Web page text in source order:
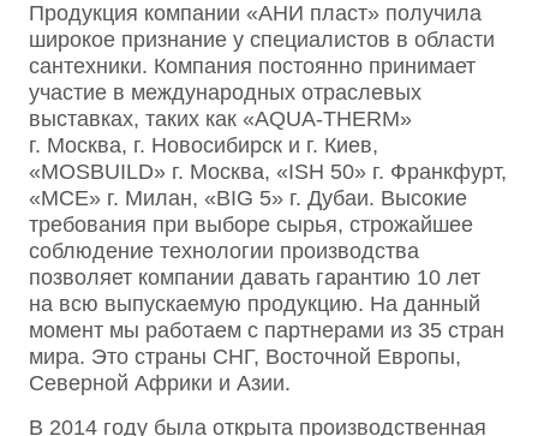
Продукция компании «АНИ пласт» получила
широкое признание у специалистов в области
сантехники. Компания постоянно принимает
участие в международных отраслевых
выставках, таких как «AQUA-THERM»
г. Москва, г. Новосибирск и г. Киев,
«MOSBUILD» г. Москва, «ISH 50» г. Франкфурт,
«MCE» г. Милан, «BIG 5» г. Дубаи. Высокие
требования при выборе сырья, строжайшее
соблюдение технологии производства
позволяет компании давать гарантию 10 лет
на всю выпускаемую продукцию. На данный
момент мы работаем с партнерами из 35 стран
мира. Это страны СНГ, Восточной Европы,
Северной Африки и Азии.
В 2014 году была открыта производственная